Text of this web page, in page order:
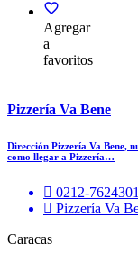
Agregar
a
favoritos
Pizzería Va Bene
Dirección Pizzería Va Bene,
como llegar a Pizzería…
0212-7624301
Pizzería Va
Caracas